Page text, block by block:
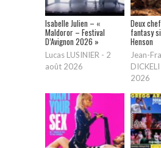
Isabelle Julien – «
Maldoror – Festival
D’Avignon 2026 »
Lucas LUSINIER - 2
août 2026
Deux
fantasy
Henson
Jean-
DICKELI
2026